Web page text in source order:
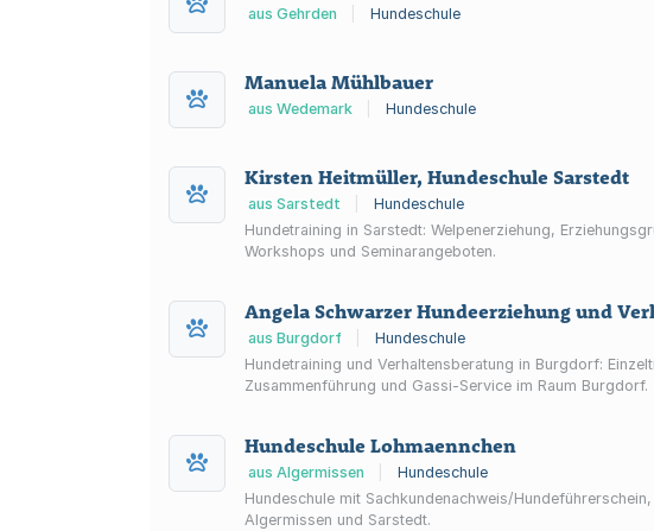
aus Gehrden Hundeschule
Manuela Mühlbauer
aus Wedemark Hundeschule
Kirsten Heitmüller, Hundeschule Sarstedt
aus Sarstedt
Hundeschule
Hundetraining in Sarstedt: Welpenerziehung,
Workshops und Seminarangeboten.
Angela Schwarzer Hundeerziehung und
aus Burgdorf
Hundeschule
Hundetraining und Verhaltensberatung in Burgdorf:
Zusammenführung und Gassi-Service im Raum Burgdorf.
Hundeschule Lohmaennchen
aus Algermissen
Hundeschule
Hundeschule mit Sachkundenachweis/
Algermissen und Sarstedt.